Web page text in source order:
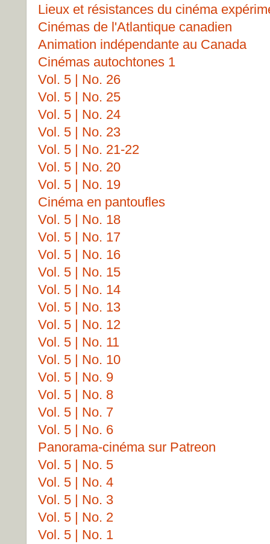
Lieux et résistances du cinéma
Cinémas de l'Atlantique canadien
Animation indépendante au Canada
Cinémas autochtones 1
Vol. 5 | No. 26
Vol. 5 | No. 25
Vol. 5 | No. 24
Vol. 5 | No. 23
Vol. 5 | No. 21-22
Vol. 5 | No. 20
Vol. 5 | No. 19
Cinéma en pantoufles
Vol. 5 | No. 18
Vol. 5 | No. 17
Vol. 5 | No. 16
Vol. 5 | No. 15
Vol. 5 | No. 14
Vol. 5 | No. 13
Vol. 5 | No. 12
Vol. 5 | No. 11
Vol. 5 | No. 10
Vol. 5 | No. 9
Vol. 5 | No. 8
Vol. 5 | No. 7
Vol. 5 | No. 6
Panorama-cinéma sur Patreon
Vol. 5 | No. 5
Vol. 5 | No. 4
Vol. 5 | No. 3
Vol. 5 | No. 2
Vol. 5 | No. 1